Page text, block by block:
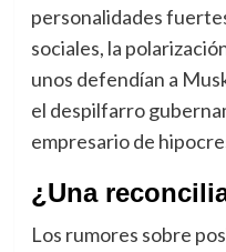
personalidades
sociales, la
unos defendían a
el despilfarro
empresario de
¿Una
Los rumores sobre